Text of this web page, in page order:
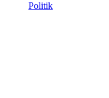
Politik